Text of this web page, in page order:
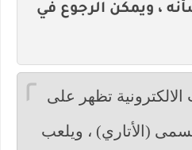
، ويمكن الرجوع في
٢
تظهر على
(الأتاري) ، ويلعب